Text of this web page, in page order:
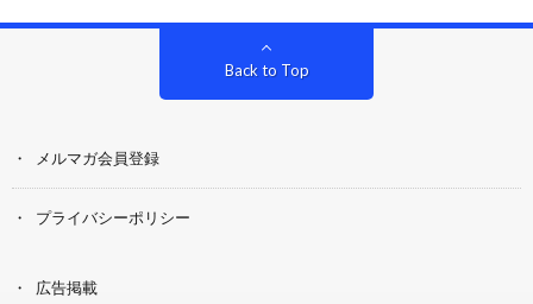
Back to Top
メルマガ会員登録
プライバシーポリシー
広告掲載